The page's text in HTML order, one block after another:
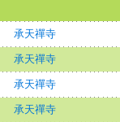
承天禪寺
承天禪寺
承天禪寺
承天禪寺